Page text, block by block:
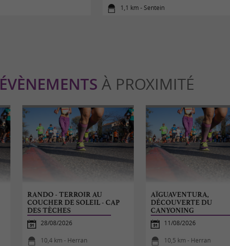
1,1 km - Sentein
ÉVÈNEMENTS À PROXIMITÉ
RANDO - TERROIR AU
COUCHER DE SOLEIL - CAP
DES TÈCHES
28/08/2026
10,4 km - Herran
AÏGUAVENTURA,
DÉCOUVERTE DU
CANYONING
11/08/2026
10,5 km - Herran